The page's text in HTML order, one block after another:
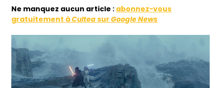
Ne manquez aucun article : abonnez-vous
gratuitement àCulteasur Google News